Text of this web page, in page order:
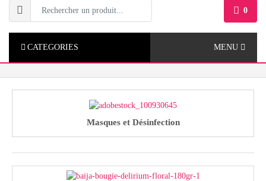
0
CATEGORIES MENU
Masques et Désinfection